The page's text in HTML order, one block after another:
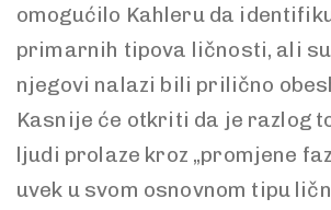
omogućilo Kahleru da
primarnih tipova ličnosti, ali
njegovi nalazi bili prilično
Kasnije će otkriti da je razlog
ljudi prolaze kroz „promjene
uvek u svom osnovnom tipu